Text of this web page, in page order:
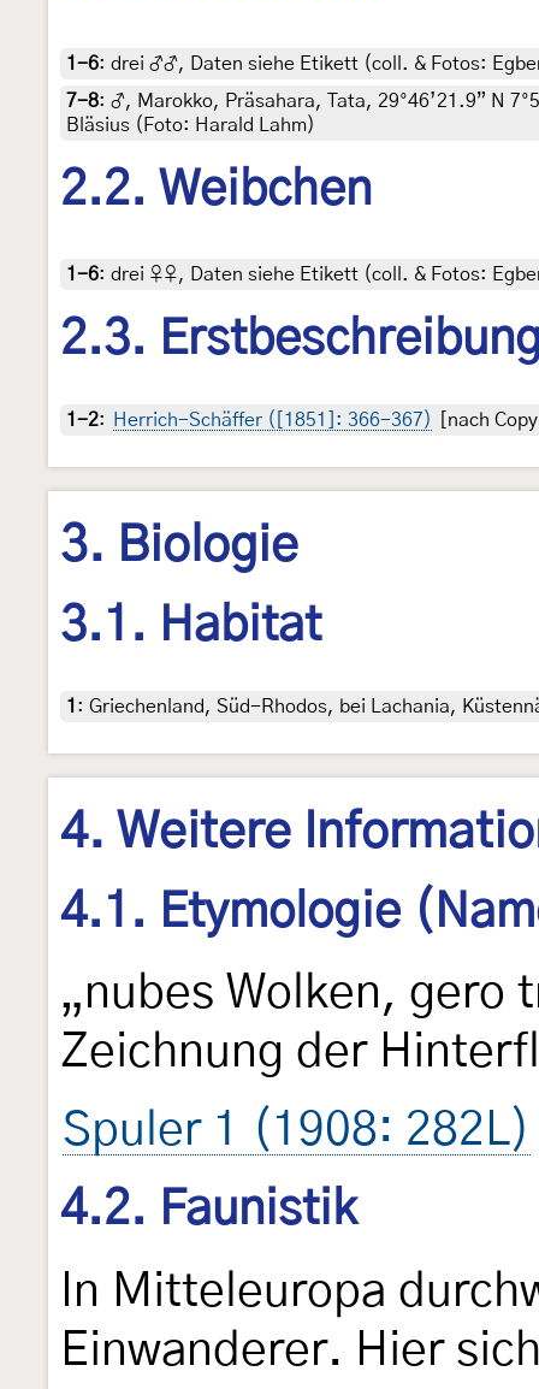
1-6: drei ♂♂, Daten siehe Etikett (coll. & Fotos:
7-8: ♂, Marokko, Präsahara, Tata, 29°46’21.9” N
Bläsius (Foto: Harald Lahm)
2.2. Weibchen
1-6: drei ♀♀, Daten siehe Etikett (coll. & Fotos:
2.3.
1-2: Herrich-Schäffer ([1851]: 366-367) [nach
3. Biologie
3.1. Habitat
1 : Griechenland, Süd-Rhodos, bei Lachania,
4. Weitere
4.1. Etymologie
„nubes Wolken, gero
Zeichnung der
Spuler 1 (1908: 282L)
4.2. Faunistik
In Mitteleuropa
Einwanderer. Hier